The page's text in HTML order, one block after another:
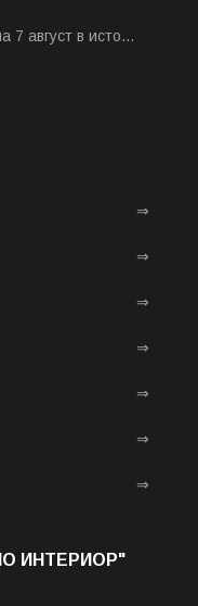
7 август в исто...
⇒
⇒
⇒
⇒
⇒
⇒
⇒
ИНТЕРИОР"